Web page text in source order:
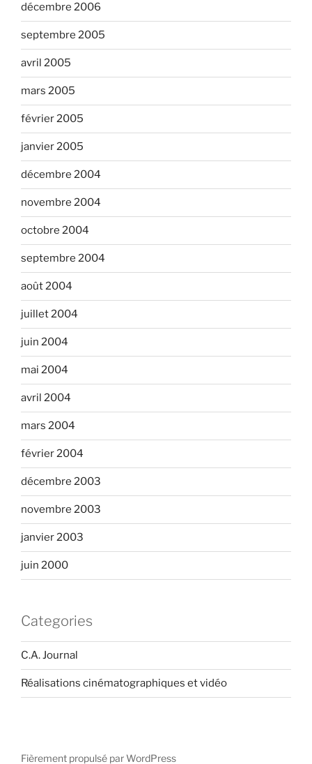
décembre 2006
septembre 2005
avril 2005
mars 2005
février 2005
janvier 2005
décembre 2004
novembre 2004
octobre 2004
septembre 2004
août 2004
juillet 2004
juin 2004
mai 2004
avril 2004
mars 2004
février 2004
décembre 2003
novembre 2003
janvier 2003
juin 2000
Categories
C.A. Journal
Réalisations cinématographiques et vidéo
Fièrement propulsé par WordPress